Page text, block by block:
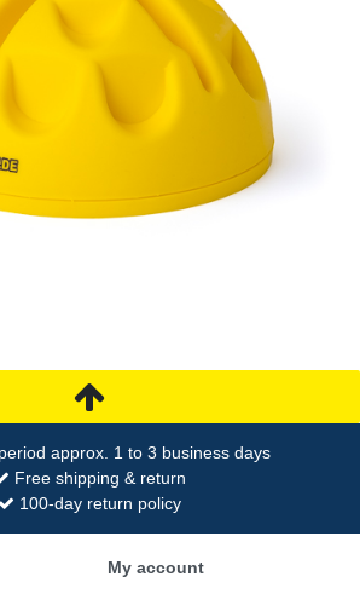
approx. 1 to 3 business days
Free shipping & return
100-day return policy
My account